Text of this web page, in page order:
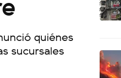
quiénes
sucursales